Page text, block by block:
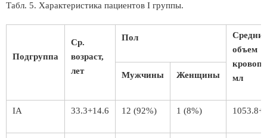
Табл. 5. Характеристика пациентов I группы.
Подгруппа
Ср.
возраст,
лет
Пол
объем
мл
Мужчины Женщины
IА 33.3+14.6 12 (92%) 1 (8%)